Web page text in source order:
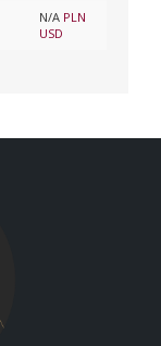
N/A PLN
USD